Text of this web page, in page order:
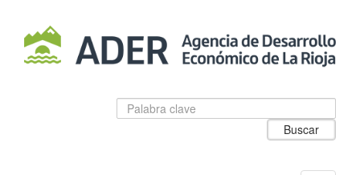
Salto
al
contenido
Datos
para
Introduzca
el
Buscar